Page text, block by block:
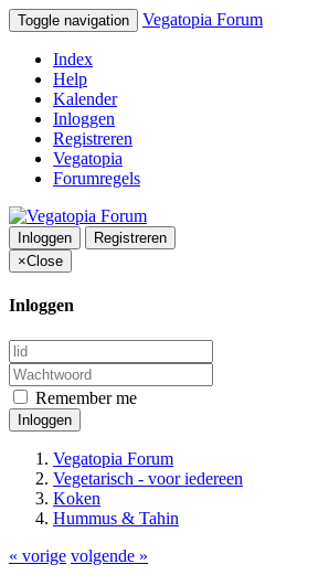
Toggle navigation Vegatopia Forum
Index
Help
Kalender
Inloggen
Registreren
Vegatopia
Forumregels
Inloggen
Registreren
×Close
Inloggen
Remember me
Inloggen
Vegatopia Forum
Vegetarisch - voor iedereen
Koken
Hummus & Tahin
« vorige volgende »